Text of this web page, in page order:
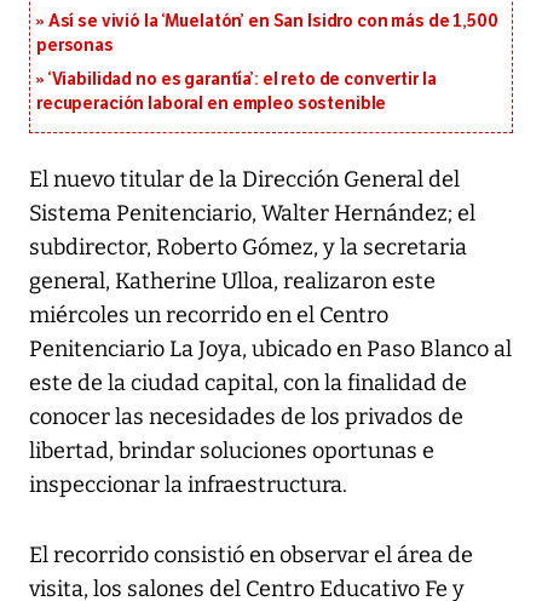
Así se vivió la ‘Muelatón’ en San Isidro con más de 1,500
personas
‘Viabilidad no es garantía’: el reto de convertir la
recuperación laboral en empleo sostenible
El nuevo titular de la Dirección General del
Sistema Penitenciario, Walter Hernández; el
subdirector, Roberto Gómez, y la secretaria
general, Katherine Ulloa, realizaron este
miércoles un recorrido en el Centro
Penitenciario La Joya, ubicado en Paso Blanco al
este de la ciudad capital, con la finalidad de
conocer las necesidades de los privados de
libertad, brindar soluciones oportunas e
inspeccionar la infraestructura.
El recorrido consistió en observar el área de
visita, los salones del Centro Educativo Fe y